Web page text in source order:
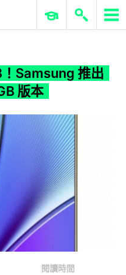
ERP 與商業 AI
！Samsung 推出
版本
閱讀時間